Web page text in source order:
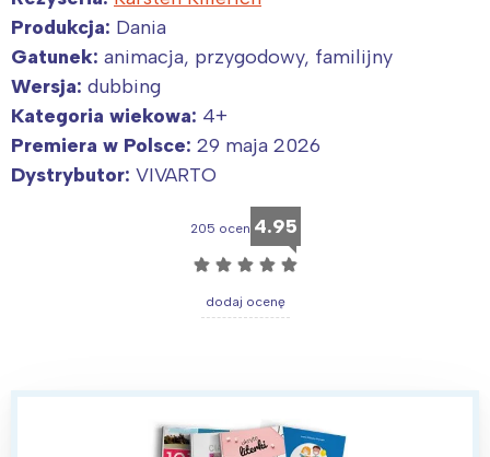
Produkcja: Dania
Gatunek: animacja, przygodowy, familijny
Wersja: dubbing
Kategoria wiekowa: 4+
Premiera w Polsce: 29 maja 2026
Dystrybutor: VIVARTO
205 ocen 4.95
☆ ☆ ☆ ☆ ☆
dodaj ocenę